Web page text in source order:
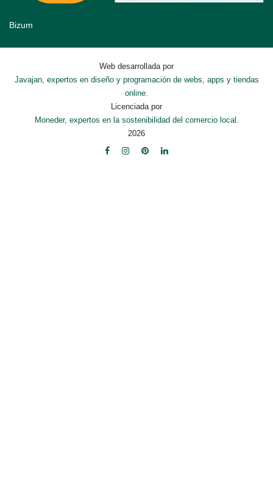
Bizum
Web desarrollada por
Javajan, expertos en diseño y programación de webs, apps y tiendas
online.
Licenciada por
Moneder, expertos en la sostenibilidad del comercio local.
2026